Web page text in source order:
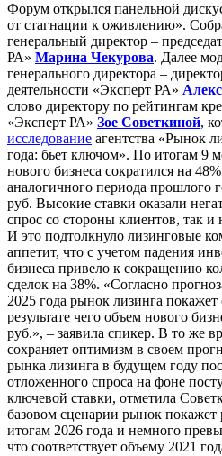
Форум открылся панельной
от стагнации к оживлению».
генеральный директор –
РА» Марина Чекурова. Далее
генерального директора –
деятельности «Эксперт РА»
слово директору по рейтингам
«Эксперт РА» Зое Советкиной,
исследование агентства «Рынок
года: бьет ключом». По итогам 9
нового бизнеса сократился на
аналогичного периода прошлого
руб. Высокие ставки оказали
спрос со стороны клиентов, так и
И это подтолкнуло лизинговые
аппетит, что с учетом падения
бизнеса привело к сокращению
сделок на 38%. «Согласно
2025 года рынок лизинга
результате чего объем нового
руб.», – заявила спикер. В то же
сохраняет оптимизм в своем
рынка лизинга в будущем году
отложенного спроса на фоне
ключевой ставки, отметила
базовом сценарии рынок покажет
итогам 2026 года и немного
что соответствует объему 2021